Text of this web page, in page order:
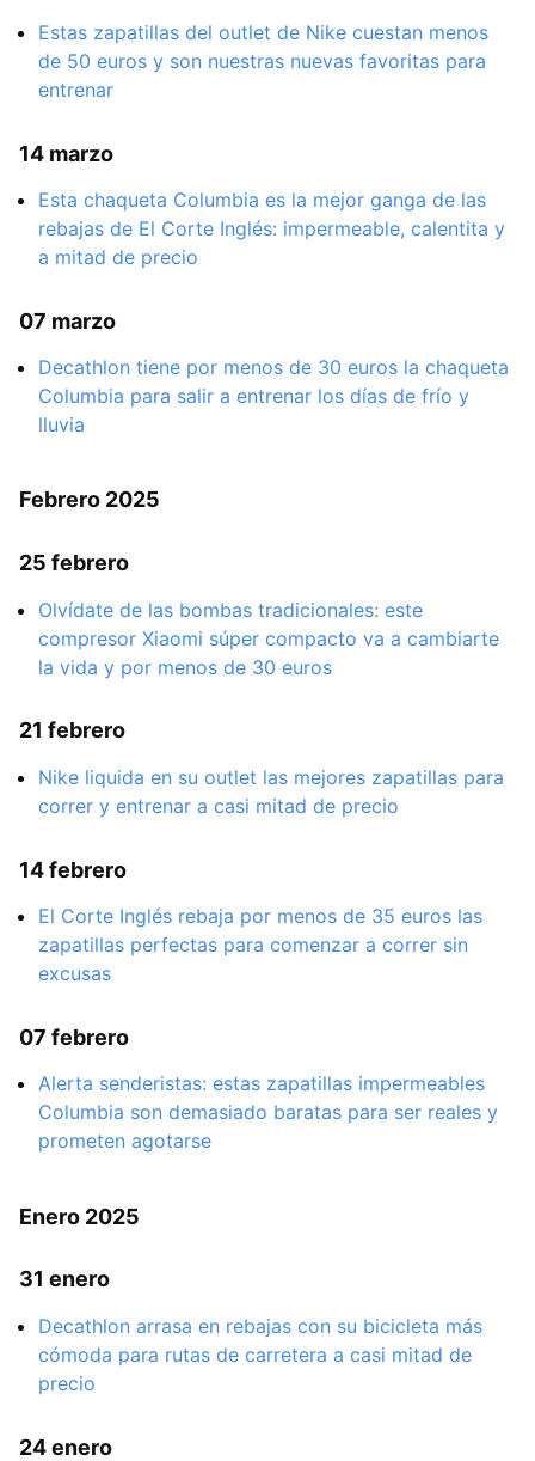
Estas zapatillas del outlet de Nike cuestan menos
de 50 euros y son nuestras nuevas favoritas para
entrenar
14 marzo
Esta chaqueta Columbia es la mejor ganga de las
rebajas de El Corte Inglés: impermeable, calentita y
a mitad de precio
07 marzo
Decathlon tiene por menos de 30 euros la chaqueta
Columbia para salir a entrenar los días de frío y
lluvia
Febrero 2025
25 febrero
Olvídate de las bombas tradicionales: este
compresor Xiaomi súper compacto va a cambiarte
la vida y por menos de 30 euros
21 febrero
Nike liquida en su outlet las mejores zapatillas para
correr y entrenar a casi mitad de precio
14 febrero
El Corte Inglés rebaja por menos de 35 euros las
zapatillas perfectas para comenzar a correr sin
excusas
07 febrero
Alerta senderistas: estas zapatillas impermeables
Columbia son demasiado baratas para ser reales y
prometen agotarse
Enero 2025
31 enero
Decathlon arrasa en rebajas con su bicicleta más
cómoda para rutas de carretera a casi mitad de
precio
24 enero